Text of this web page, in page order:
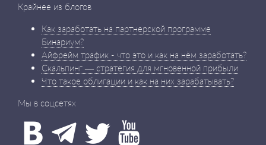
Крайнее из блогов
Как заработать на партнерской программе
Бинариум?
Айфрейм трафик - что это и как на нём заработать?
Скальпинг — стратегия для мгновенной прибыли
Что такое облигации и как на них зарабатывать?
Мы в соцсетях